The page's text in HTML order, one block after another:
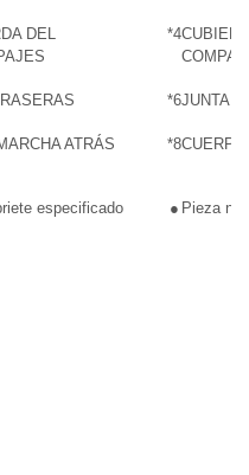
DEL
*4
*6JUNTA
ATRÁS *8
especificado ● Pieza no